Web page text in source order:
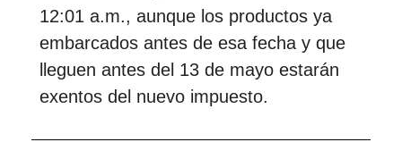
12:01 a.m., aunque los productos ya
embarcados antes de esa fecha y que
lleguen antes del 13 de mayo estarán
exentos del nuevo impuesto.